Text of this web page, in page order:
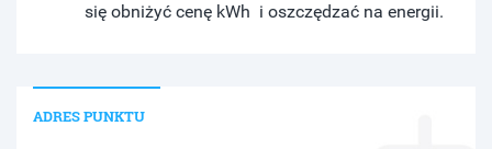
się obniżyć cenę kWh i oszczędzać na energii.
ADRES PUNKTU